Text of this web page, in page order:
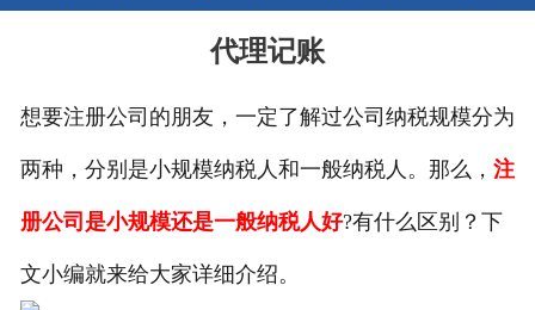
代理记账
想要注册公司的朋友，一定了解过公司纳税规模分为
两种，分别是小规模纳税人和一般纳税人。那么， 注
册公司 是小规模还是一般纳税人好?有什么区别？下
文小编就来给大家详细介绍。